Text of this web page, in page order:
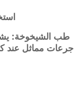
طب الشيخوخة:
جرعات مماثل عند